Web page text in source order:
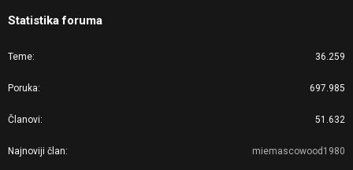
Statistika foruma
Teme 36.259
Poruka 697.985
Članovi 51.632
Najnoviji član miemascowood1980